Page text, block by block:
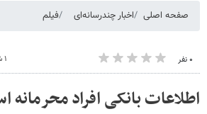
صفحه اصلی اخبار چندرسانه‌ای فیلم
۰ نفر ۱ شهریور ۱۳۹۴ - ۱۶:۳۶
اطلاعات بانکی افراد محرمانه